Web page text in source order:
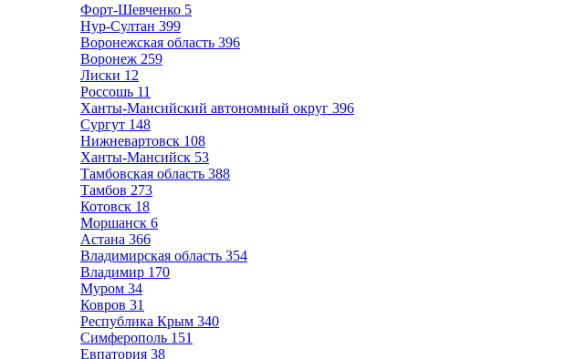
Форт-Шевченко 5
Нур-Султан 399
Воронежская область 396
Воронеж 259
Лиски 12
Россошь 11
Ханты-Мансийский автономный округ 396
Сургут 148
Нижневартовск 108
Ханты-Мансийск 53
Тамбовская область 388
Тамбов 273
Котовск 18
Моршанск 6
Астана 366
Владимирская область 354
Владимир 170
Муром 34
Ковров 31
Республика Крым 340
Симферополь 151
Евпатория 38